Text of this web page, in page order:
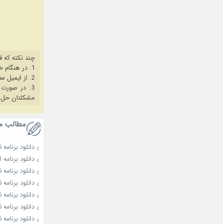
چند نکته که
1. در هنگام خرید حتما از آخرین نسخه مروگر فایرفاکس یا کروم استفاده کنید.
2. از ایمیل معتبر برای ثبت نام استفاده کنید.
3. در صورت بروز هرگونه مشکل در خرید، ابتدا
مشکلتان
مطالب
دانلود برنامه Kill It: Style Creator Showdown 2026
دانلود برنامه Fresh off the Sea Season 3
دانلود برنامه Murder Club: Liar’s Table 2026
دانلود برنامه The Love Lab 2026
دانلود برنامه Love against Time 2026
دانلود برنامه All or Nothing 2026
دانلود برنامه X The League 2026